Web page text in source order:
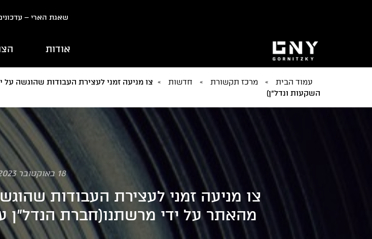
שאגת הארי –
אודות
עמוד הבית » מרכז תקשורת » חדשות » צו מניעה זמני לעצירת העבודות שהוגשה
השקעות ונדל"ן)
18 באוקטובר 2023
צו מניעה זמני לעצירת העבודות
מהאתר על ידי מרשתנו(חברת הנדל"ן